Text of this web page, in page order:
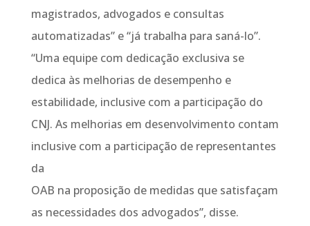
magistrados, advogados e consultas
automatizadas” e “já trabalha para saná-lo”.
“Uma equipe com dedicação exclusiva se
dedica às melhorias de desempenho e
estabilidade, inclusive com a participação do
CNJ. As melhorias em desenvolvimento contam
inclusive com a participação de representantes
da
OAB na proposição de medidas que satisfaçam
as necessidades dos advogados”, disse.